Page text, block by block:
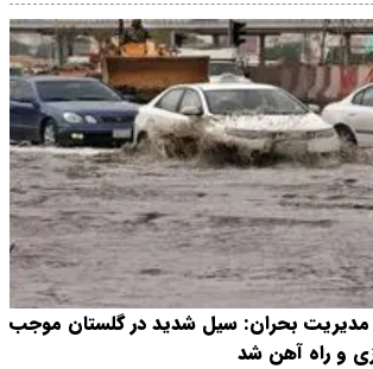
بحران: سیل شدید در گلستان موجب
و راه آهن شد